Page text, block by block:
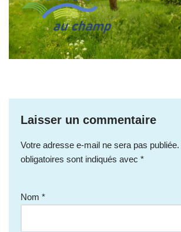
Laisser un commentaire
Votre adresse e-mail ne sera pas publiée.
obligatoires sont indiqués avec *
Nom *